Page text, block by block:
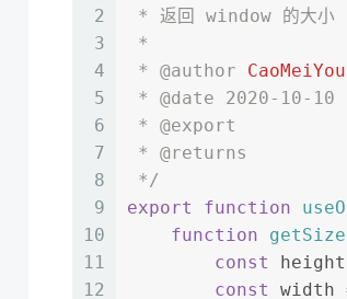
2
3
4
5
6
7
8
9
10
11
12
* 返回 window 的大小
*
* @author
* @date 2020-10-10
* @export
* @returns
*/
export
function
function
getSize
const
const
width